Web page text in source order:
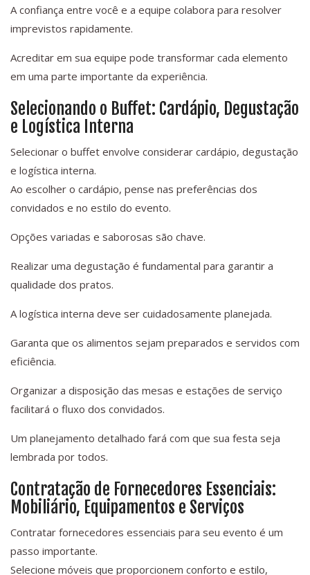
A confiança entre você e a equipe colabora para resolver
imprevistos rapidamente.
Acreditar em sua equipe pode transformar cada elemento
em uma parte importante da experiência.
Selecionando o Buffet: Cardápio, Degustação
e Logística Interna
Selecionar o buffet envolve considerar cardápio, degustação
e logística interna.
Ao escolher o cardápio, pense nas preferências dos
convidados e no estilo do evento.
Opções variadas e saborosas são chave.
Realizar uma degustação é fundamental para garantir a
qualidade dos pratos.
A logística interna deve ser cuidadosamente planejada.
Garanta que os alimentos sejam preparados e servidos com
eficiência.
Organizar a disposição das mesas e estações de serviço
facilitará o fluxo dos convidados.
Um planejamento detalhado fará com que sua festa seja
lembrada por todos.
Contratação de Fornecedores Essenciais:
Mobiliário, Equipamentos e Serviços
Contratar fornecedores essenciais para seu evento é um
passo importante.
Selecione móveis que proporcionem conforto e estilo,